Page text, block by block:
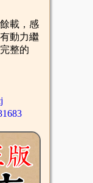
載，感
動力繼
整的